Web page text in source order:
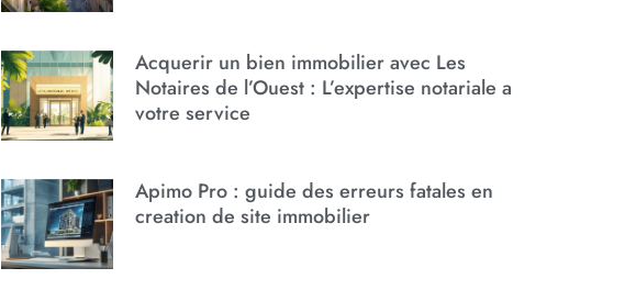
Acquerir un bien immobilier avec Les
Notaires de l’Ouest : L’expertise notariale a
votre service
Apimo Pro : guide des erreurs fatales en
creation de site immobilier